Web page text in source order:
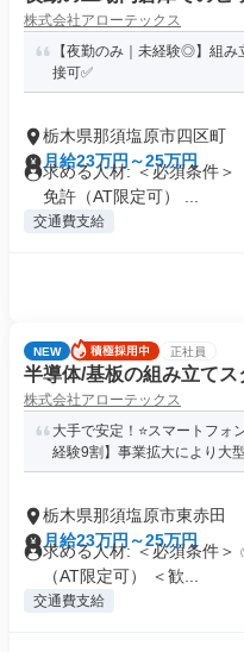
株式会社アローテックス
【夜勤のみ｜未経験◎】組
接可✅
栃木県那須塩原市四区町
月給23万円～25万円
求める人材: ＜必須条件
免許（AT限定可） ...
交通費支給
NEW 正社員
半導体/基板の組み立てス
株式会社アローテックス
大手で安定！⭐️スマートフォ
経験9割】事業拡大により大
栃木県那須塩原市東赤田
月給23万円～25万円
求める人材: ＜必須条件＞
（AT限定可） ＜歓...
交通費支給